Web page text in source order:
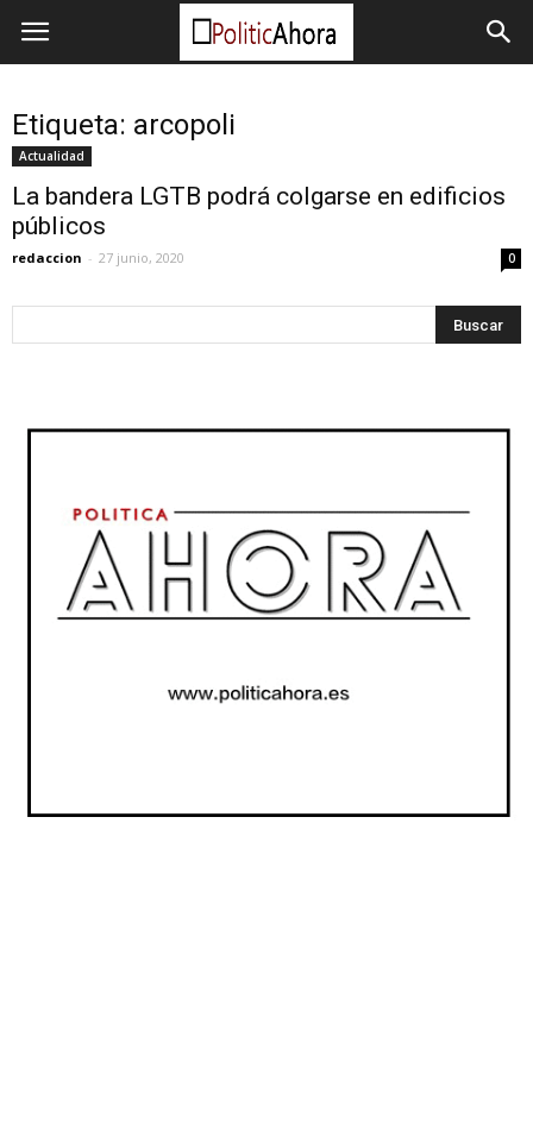
Etiqueta: arcopoli
Actualidad
La bandera LGTB podrá colgarse en edificios
públicos
redaccion - 27 junio, 2020 0